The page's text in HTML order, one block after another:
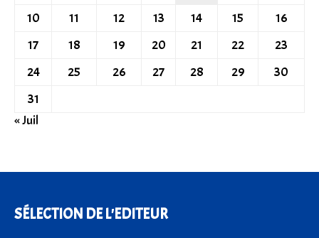
10
11 12 13 14 15
16
17
18 19 20 21 22
23
24
25 26 27 28 29
30
31
« Juil
SÉLECTION DE L'EDITEUR